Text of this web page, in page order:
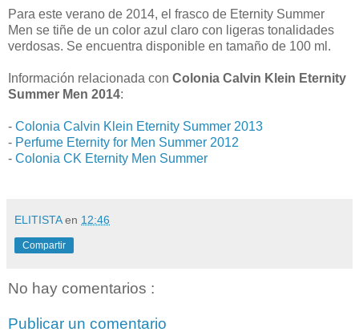
Para este verano de 2014, el frasco de Eternity Summer
Men se tiñe de un color azul claro con ligeras tonalidades
verdosas. Se encuentra disponible en tamaño de 100 ml.
Información relacionada con Colonia Calvin Klein Eternity
Summer Men 2014:
- Colonia Calvin Klein Eternity Summer 2013
- Perfume Eternity for Men Summer 2012
- Colonia CK Eternity Men Summer
ELITISTAen 12:46
Compartir
No hay comentarios :
Publicar un comentario